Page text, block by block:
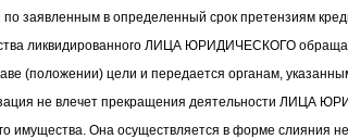
по заявленным в определенный срок претензиям
ликвидированного ЛИЦА ЮРИДИЧЕСКОГО
(положении) цели и передается органам,
не влечет прекращения деятельности ЛИЦА
имущества. Она осуществляется в форме слияния